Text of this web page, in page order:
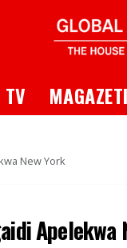
MAGAZETI
New York
Apelekwa